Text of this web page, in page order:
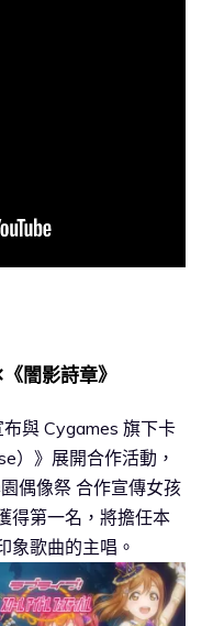
闇影詩章》
布與 Cygames 旗下卡
）》展開合作活動，
偶像祭 合作宣傳女孩
得第一名，將擔任本
象歌曲的主唱。